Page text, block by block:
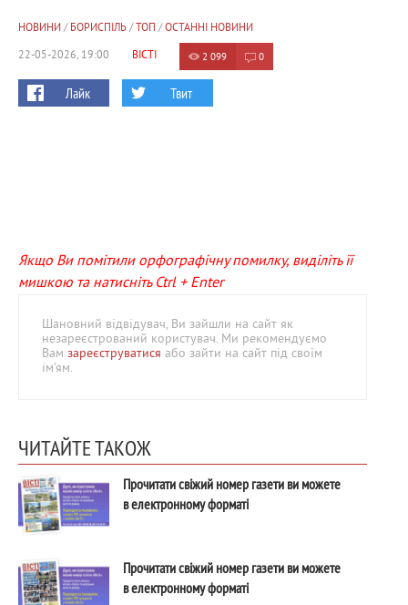
НОВИНИ/ БОРИСПІЛЬ/ ТОП / ОСТАННІ НОВИНИ
22-05-2026, 19:00
ВІСТІ 2 099 0
Лайк Твит
Якщо Ви помітили орфографічну помилку, виділіть її
мишкою та натисніть Ctrl + Enter
Шановний відвідувач, Ви зайшли на сайт як
незареєстрований користувач. Ми рекомендуємо
Вам зареєструватися або зайти на сайт під своїм
ім'ям.
ЧИТАЙТЕ ТАКОЖ
Прочитати свіжий номер газети ви можете
в електронному форматі
Прочитати свіжий номер газети ви можете
в електронному форматі